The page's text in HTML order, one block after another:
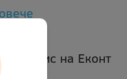
до офис на Еконт